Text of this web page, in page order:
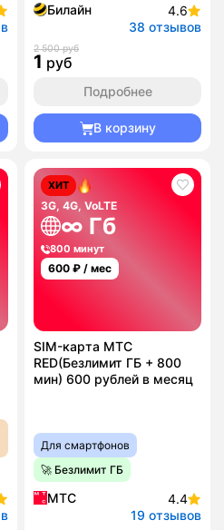
Билайн
4.6
38 отзывов
2 500 руб
1 руб
Подробнее
В корзину
ХИТ
3G, 4G, VoLTE
∞ Гб
800 минут
600 ₽ / мес
SIM-карта МТС
RED(Безлимит ГБ + 800
мин) 600 рублей в месяц
Для смартфонов
🚀 Безлимит ГБ
МТС
4.4
19 отзывов